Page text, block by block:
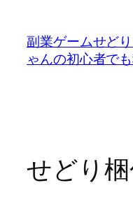
副業ゲームせど
ゃんの初心者で
せどり